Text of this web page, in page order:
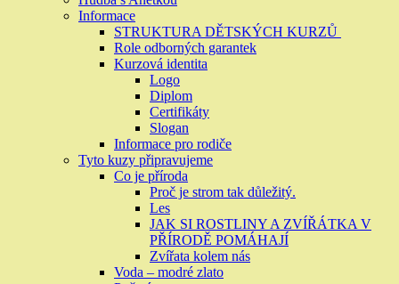
Informace
STRUKTURA DĚTSKÝCH KURZŮ
Role odborných garantek
Kurzová identita
Logo
Diplom
Certifikáty
Slogan
Informace pro rodiče
Tyto kuzy připravujeme
Co je příroda
Proč je strom tak důležitý.
Les
JAK SI ROSTLINY A ZVÍŘÁTKA V
PŘÍRODĚ POMÁHAJÍ
Zvířata kolem nás
Voda – modré zlato